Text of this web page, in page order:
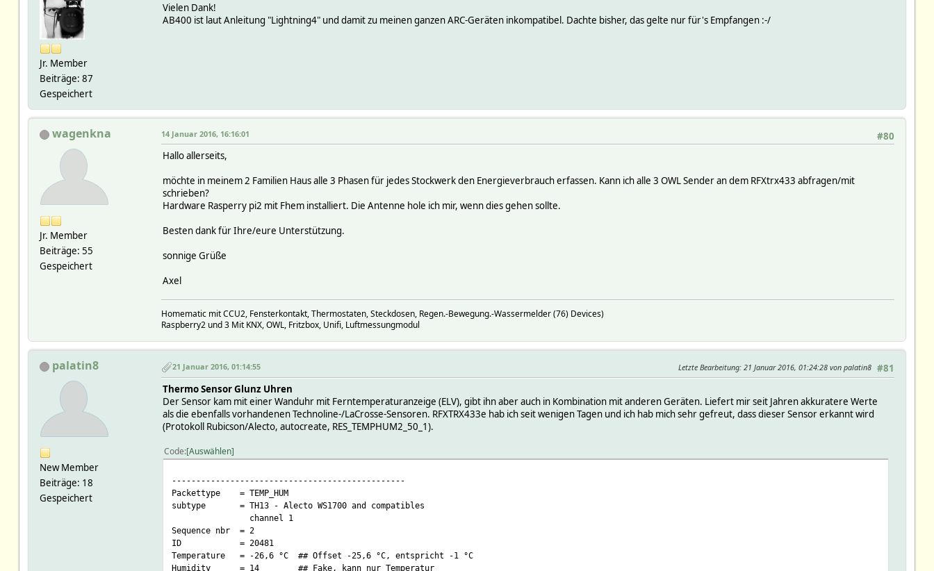
Jr. Member
Beiträge: 87
Gespeichert
Vielen Dank!
AB400 ist laut Anleitung "Lightning4" und damit zu meinen ganzen ARC-Geräten inkompatibel. Dachte bisher, das gelte nur für's Empfangen :-/
wagenkna
Jr. Member
Beiträge: 55
Gespeichert
#80
14 Januar 2016, 16:16:01
Hallo allerseits,
möchte in meinem 2 Familien Haus alle 3 Phasen für jedes Stockwerk den Energieverbrauch erfassen. Kann ich alle 3 OWL Sender an dem RFXtrx433 abfragen/mit
schrieben?
Hardware Rasperry pi2 mit Fhem installiert. Die Antenne hole ich mir, wenn dies gehen sollte.
Besten dank für Ihre/eure Unterstützung.
sonnige Grüße
Axel
Homematic mit CCU2, Fensterkontakt, Thermostaten, Steckdosen, Regen.-Bewegung.-Wassermelder (76) Devices)
Raspberry2 und 3 Mit KNX, OWL, Fritzbox, Unifi, Luftmessungmodul
palatin8
New Member
Beiträge: 18
Gespeichert
#81
21 Januar 2016, 01:14:55 Letzte Bearbeitung: 21 Januar 2016, 01:24:28 von palatin8
Thermo Sensor Glunz Uhren
Der Sensor kam mit einer Wanduhr mit Ferntemperaturanzeige (ELV), gibt ihn aber auch in Kombination mit anderen Geräten. Liefert mir seit Jahren akkuratere Werte
als die ebenfalls vorhandenen Technoline-/LaCrosse-Sensoren. RFXTRX433e hab ich seit wenigen Tagen und ich hab mich sehr gefreut, dass dieser Sensor erkannt wird
(Protokoll Rubicson/Alecto, autocreate, RES_TEMPHUM2_50_1).
Code Auswählen
------------------------------------------------
Packettype = TEMP_HUM
subtype = TH13 - Alecto WS1700 and compatibles
channel 1
Sequence nbr = 2
ID = 20481
Temperature = -26,6 °C ## Offset -25,6 °C, entspricht -1 °C
Humidity = 14 ## Fake, kann nur Temperatur